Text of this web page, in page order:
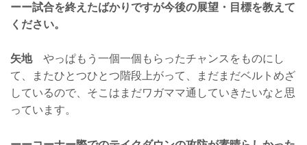
ーー試合を終えたばかりですが今後の展望・目標を教えて
ください。
矢地やっぱもう一個一個もらったチャンスをものにし
て、またひとつひとつ階段上がって、まだまだベルトめざ
しているので、そこはまだワガママ通していきたいなと思
っています。